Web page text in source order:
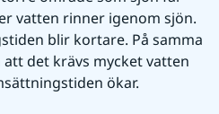
vatten rinner igenom sjön.
blir kortare. På samma
det krävs mycket vatten
ökar.